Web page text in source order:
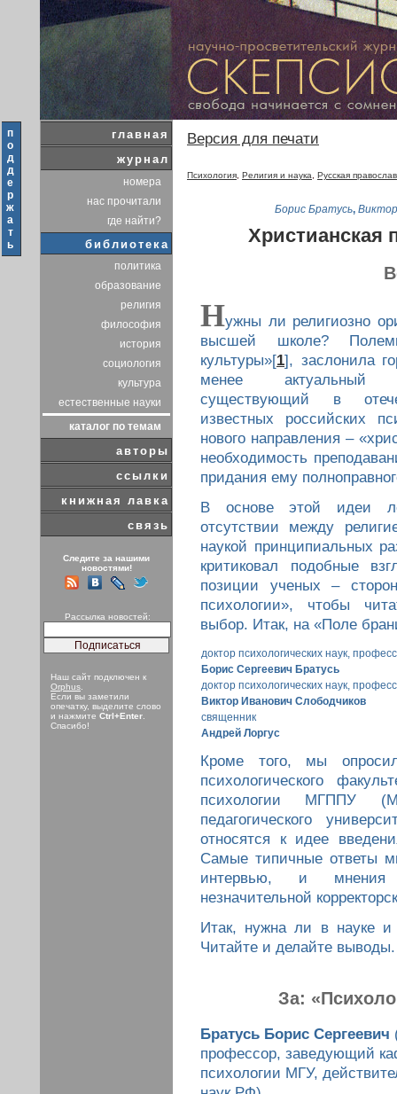
п
о
д
д
е
р
ж
а
т
ь
главная
журнал
номера
нас прочитали
где найти?
библиотека
политика
образование
религия
философия
история
социология
культура
естественные науки
каталог по темам
авторы
ссылки
книжная лавка
связь
Следите за нашими
новостями!
Рассылка новостей:
Наш сайт подключен к
Orphus
Если вы заметили
опечатку, выделите слово
и нажмите Ctrl+Enter
Спасибо!
Версия для печати
Психология Религия и наука Русская
Борис Братусь,
Христианская
Нужны ли религиозно
высшей школе?
культуры»[1], заслонила
менее актуальный
существующий в
известных российских
нового направления –
необходимость
придания ему
В основе этой идеи
отсутствии между
наукой принципиальных
критиковал подобные
позиции ученых –
психологии», чтобы
выбор. Итак, на «Поле
доктор психологических наук,
Борис Сергеевич Братусь
доктор психологических наук,
Виктор Иванович Слободчиков
священник
Андрей Лоргус
Кроме того, мы
психологического
психологии МГППУ
педагогического
относятся к идее
Самые типичные ответы
интервью, и мнения
незначительной
Итак, нужна ли в науке и
Читайте и делайте выводы.
За:
Братусь Борис Сергеевич
профессор, заведующий
психологии МГУ,